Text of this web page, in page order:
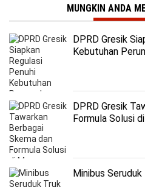
MUNGKIN ANDA
DPRD Gresik
Kebutuhan
DPRD Gresik
Formula Solusi
Minibus Seruduk